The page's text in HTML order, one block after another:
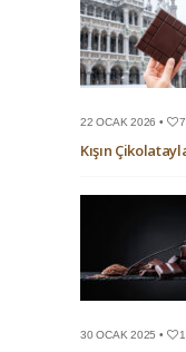
22 OCAK 2026 •
Kışın
30 OCAK 2025 •